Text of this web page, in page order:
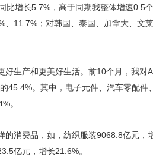
比增长5.7%，高于同期我整体增速0.5
11.7%；对韩国、泰国、加拿大、文
好生产和更美好生活。前10个月，我对
45.4%。其中，电子元件、汽车零配
。
的消费品，如，纺织服装9068.8亿元，
亿元，增长21.6%。